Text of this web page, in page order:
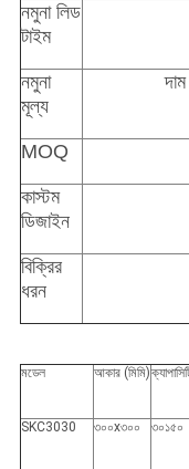
নমুনা লিড
টাইম
নমুনা
মূল্য
MOQ
কাস্টম
ডিজাইন
বিক্রির
ধরন
মডেল আকার (মিমি)
SKC3030 ৩০০x৩০০ ৩০১৫০